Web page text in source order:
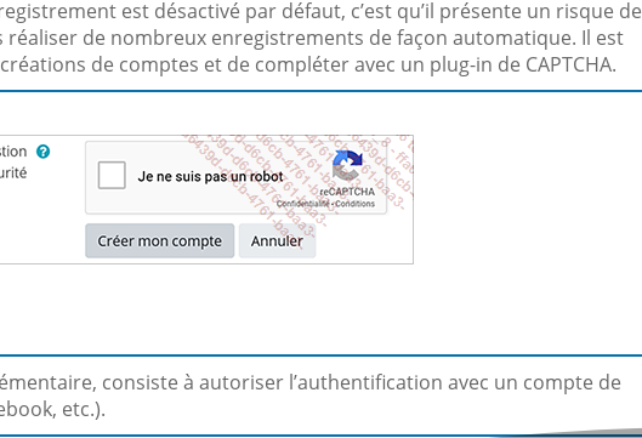
est désactivé par défaut, c’est qu’il présente un risque de
de nombreux enregistrements de façon automatique. Il est
de comptes et de compléter avec un plug-in de CAPTCHA.
consiste à autoriser l’authentification avec un compte de
etc.).